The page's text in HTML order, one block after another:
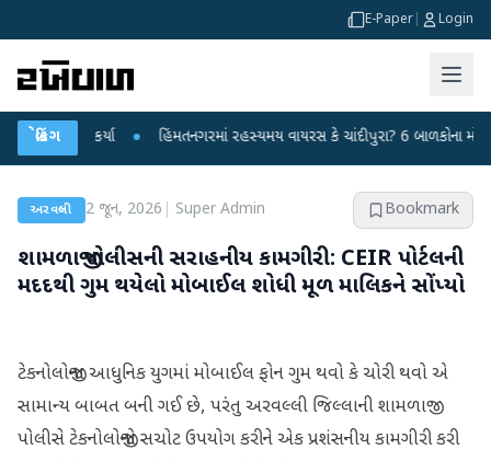
E-Paper Login
બ્રેકિંગ
કર્યા ● હિંમતનગરમાં રહસ્યમય વાયરસ કે ચાંદીપુરા? 6 બાળકોના મોતથી
અરવલ્લી 2 જૂન, 2026 Super Admin Bookmark
શામળાજી પોલીસની સરાહનીય કામગીરી: CEIR પોર્ટલની
મદદથી ગુમ થયેલો મોબાઈલ શોધી મૂળ માલિકને સોંપ્યો
ટેકનોલોજીના આધુનિક યુગમાં મોબાઈલ ફોન ગુમ થવો કે ચોરી થવો એ
સામાન્ય બાબત બની ગઈ છે, પરંતુ અરવલ્લી જિલ્લાની શામળાજી
પોલીસે ટેકનોલોજીનો સચોટ ઉપયોગ કરીને એક પ્રશંસનીય કામગીરી કરી